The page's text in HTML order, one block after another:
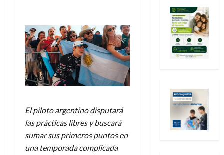
El piloto argentino disputará
las prácticas libres y buscará
sumar sus primeros puntos en
una temporada complicada